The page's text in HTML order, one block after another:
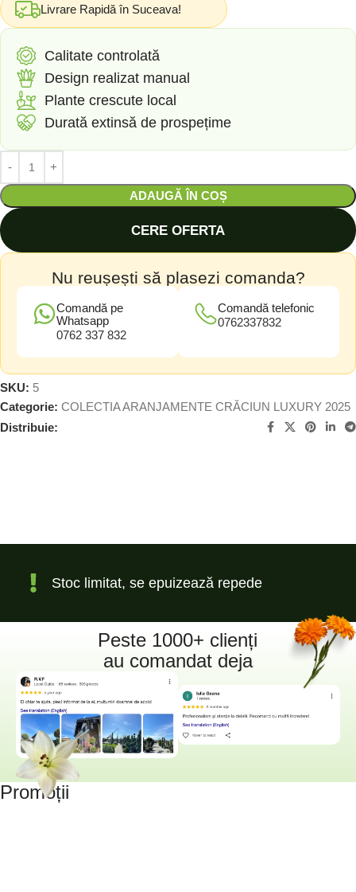
Livrare Rapidă în Suceava!
Calitate controlată
Design realizat manual
Plante crescute local
Durată extinsă de prospețime
ADAUGĂ ÎN COȘ
CERE OFERTA
Nu reușești să plasezi comanda?
Comandă pe
Whatsapp
0762 337 832
Comandă telefonic
0762337832
SKU: 5
Categorie: COLECTIA ARANJAMENTE CRĂCIUN LUXURY 2025
Distribuie:
Stoc limitat, se epuizează repede
Peste 1000+ clienți
au comandat deja
Promoții